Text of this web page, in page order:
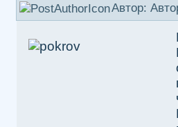
Автор: